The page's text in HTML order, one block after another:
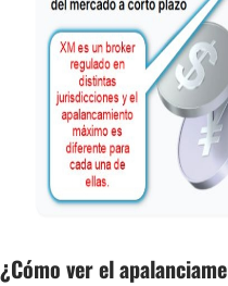
¿Cómo ver el